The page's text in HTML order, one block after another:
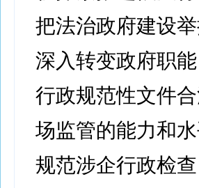
把法治政府建设
深入转变政府职
行政规范性文件
场监管的能力和
规范涉企行政检